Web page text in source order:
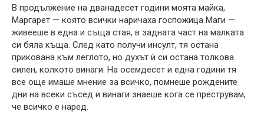
В продължение на дванадесет години моята майка,
Маргарет — която всички наричаха госпожица Маги —
живееше в една и съща стая, в задната част на малката
си бяла къща. След като получи инсулт, тя остана
прикована към леглото, но духът ѝ си остана толкова
силен, колкото винаги. На осемдесет и една години тя
все още имаше мнение за всичко, помнеше рождените
дни на всеки съсед и винаги знаеше кога се преструвам,
че всичко е наред.